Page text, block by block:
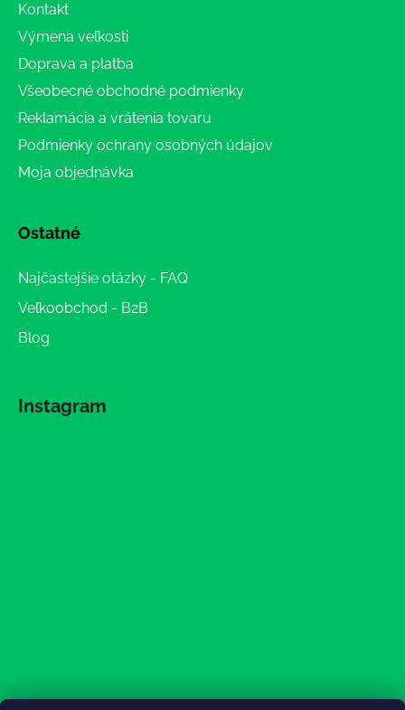
Kontakt
Výmena veľkosti
Doprava a platba
Všeobecné obchodné podmienky
Reklamácia a vrátenia tovaru
Podmienky ochrany osobných údajov
Moja objednávka
Ostatné
Najčastejšie otázky - FAQ
Veľkoobchod - B2B
Blog
Instagram